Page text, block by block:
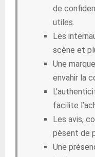
de
utiles.
Les
scène et
Une
envahir la
facilite
Les avis,
pèsent de
Une